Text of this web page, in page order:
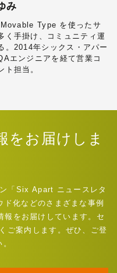
み
Type を使ったサ
く手掛け、コミュニティ運
。2014年シックス・アパー
エンジニアを経て営業コ
ト担当。
をお届けしま
「Six Apart ニュースレタ
化などのさまざまな事例
報をお届けしています。セ
ご案内します。ぜひ、ご登